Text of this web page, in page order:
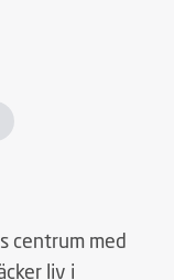
centrum med
liv i